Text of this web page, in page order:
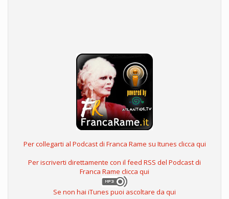
Per collegarti al Podcast di Franca Rame su Itunes clicca qui
Per iscriverti direttamente con il feed RSS del Podcast di
Franca Rame clicca qui
Se non hai iTunes puoi ascoltare da qui